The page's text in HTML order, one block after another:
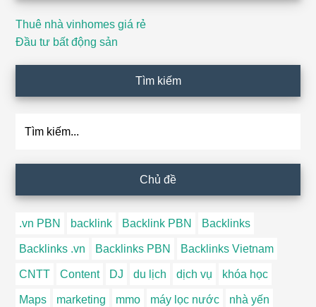
Thuê nhà vinhomes giá rẻ
Đầu tư bất động sản
Tìm kiếm
Chủ đề
.vn PBN backlink Backlink PBN Backlinks
Backlinks .vn Backlinks PBN Backlinks Vietnam
CNTT Content DJ du lịch dịch vụ khóa học
Maps marketing mmo máy lọc nước nhà yến